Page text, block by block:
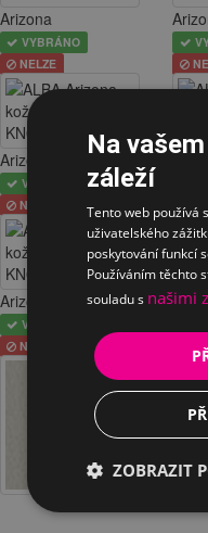
Arizona
VYBRÁNO
NELZE
Arizona
VYBRÁNO
NELZE
Arizona
VYBRÁNO
NELZE
Na
záleží
Tento web používá
uživatelského
poskytování funkcí
Používáním těchto
souladu s našimi
ZOBRAZIT